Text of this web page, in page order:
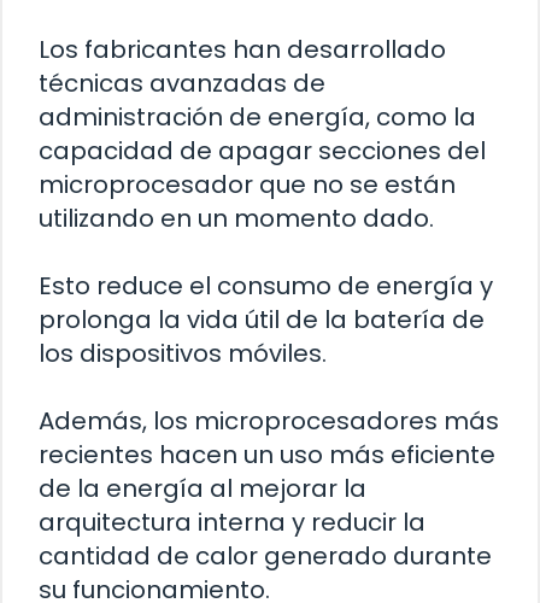
Los fabricantes han desarrollado
técnicas avanzadas de
administración de energía, como la
capacidad de apagar secciones del
microprocesador que no se están
utilizando en un momento dado.
Esto reduce el consumo de energía y
prolonga la vida útil de la batería de
los dispositivos móviles.
Además, los microprocesadores más
recientes hacen un uso más eficiente
de la energía al mejorar la
arquitectura interna y reducir la
cantidad de calor generado durante
su funcionamiento.